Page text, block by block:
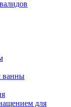
ванны
для